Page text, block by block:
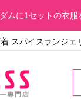
ムに1セットの衣服
スパイスランジェ